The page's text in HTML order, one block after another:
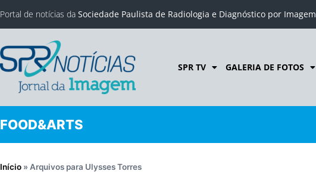
Portal de notícias da Sociedade Paulista de Radiologia e Diagnóstico por Imagem
SPR TV GALERIA DE FOTOS
FOOD&ARTS
Início » Arquivos para Ulysses Torres